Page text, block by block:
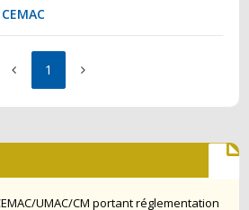
1
UMAC/CM portant réglementation